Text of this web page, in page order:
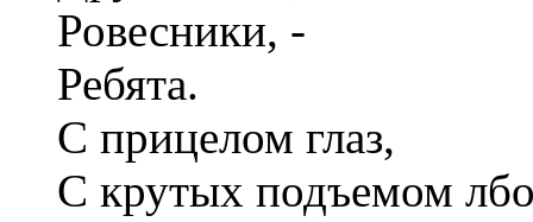
Ровесники, -
Ребята.
С прицелом глаз,
С крутых подъемом